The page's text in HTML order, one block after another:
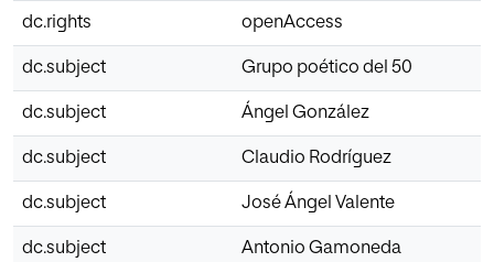
dc.rights openAccess
dc.subject Grupo poético del 50
dc.subject Ángel González
dc.subject Claudio Rodríguez
dc.subject José Ángel Valente
dc.subject Antonio Gamoneda